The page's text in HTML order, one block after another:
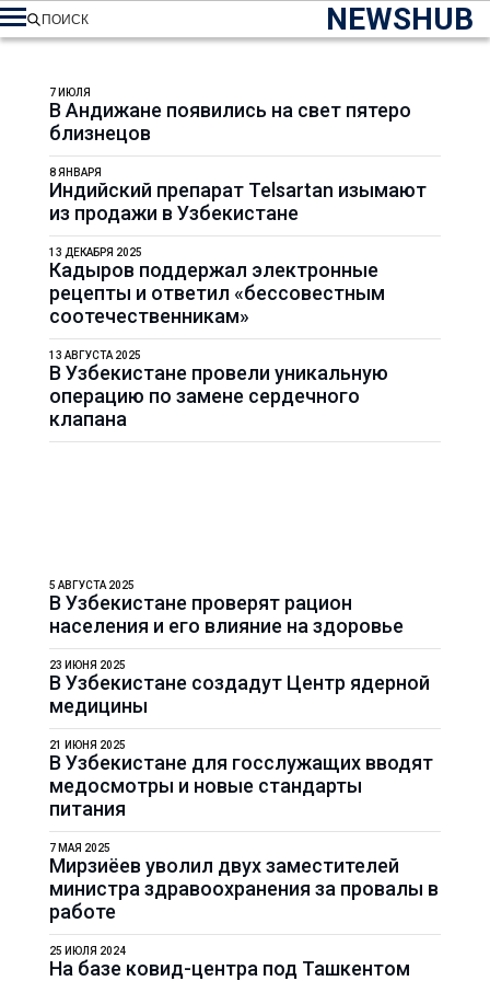
NEWSHUB
ПОИСК
В Андижане появились на свет пятеро
близнецов
7 ИЮЛЯ
Индийский препарат Telsartan изымают
из продажи в Узбекистане
8 ЯНВАРЯ
Кадыров поддержал электронные
рецепты и ответил «бессовестным
соотечественникам»
13 ДЕКАБРЯ 2025
В Узбекистане провели уникальную
операцию по замене сердечного
клапана
13 АВГУСТА 2025
В Узбекистане проверят рацион
населения и его влияние на здоровье
5 АВГУСТА 2025
В Узбекистане создадут Центр ядерной
медицины
23 ИЮНЯ 2025
В Узбекистане для госслужащих вводят
медосмотры и новые стандарты
питания
21 ИЮНЯ 2025
Мирзиёев уволил двух заместителей
министра здравоохранения за провалы в
работе
7 МАЯ 2025
На базе ковид-центра под Ташкентом
25 ИЮЛЯ 2024